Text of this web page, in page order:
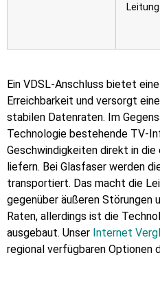
Ein VDSL-Anschluss bietet
Erreichbarkeit und versorgt
stabilen Datenraten. Im
Technologie bestehende TV-
Geschwindigkeiten direkt in die
liefern. Bei Glasfaser werden
transportiert. Das macht die
gegenüber äußeren Störungen
Raten, allerdings ist die
ausgebaut. Unser Internet
regional verfügbaren Optionen